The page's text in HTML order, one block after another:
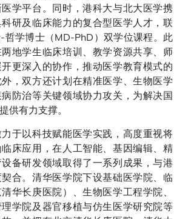
学平台。同时，港科大与北大医学携
研及临床能力的复合型医学人才，联
哲学博士（MD-PhD）双学位课程。此
地学生临床培训、教学资源共享、师
更深入的协作，推动医学教育模式的
，双方还计划在精准医学、生物医学
防治等关键领域协力攻关，为解决国
供有力支撑。
于以科技赋能医学实践，高度重视将
床应用，在人工智能、基因编辑、精
备研发领域取得了一系列成果，与港
合。清华医学院下设基础医学院、临
华长庚医院）、生物医学工程学院、
学院及器官移植与仿生医学研究院等